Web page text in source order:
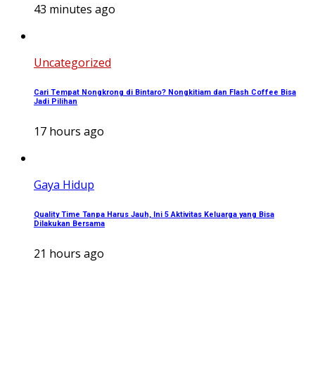
43 minutes ago
Uncategorized
Cari Tempat Nongkrong di Bintaro? Nongkitiam dan Flash Coffee Bisa
Jadi Pilihan
17 hours ago
Gaya Hidup
Quality Time Tanpa Harus Jauh, Ini 5 Aktivitas Keluarga yang Bisa
Dilakukan Bersama
21 hours ago